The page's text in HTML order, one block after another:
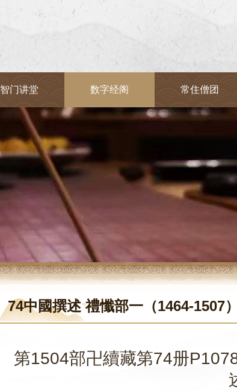
智门讲堂 数字经阁 常住僧团
74中國撰述 禮懺部一（1464-1507）
第1504部卍續藏第74册